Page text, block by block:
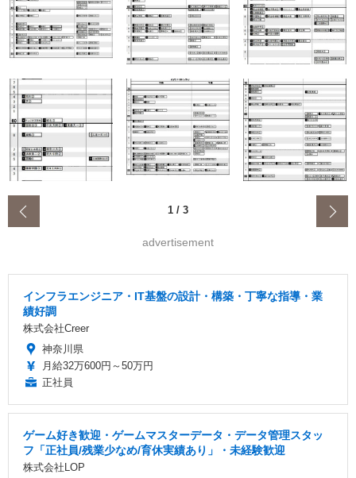
1 / 3
advertisement
インフラエンジニア・IT基盤の設計・構築・丁寧な指導・業
績好調
株式会社Creer
神奈川県
月給32万600円～50万円
正社員
ゲーム好き歓迎・ゲームマスターデータ・データ管理スタッ
フ「正社員/残業少なめ/育休実績あり」・未経験歓迎
株式会社LOP